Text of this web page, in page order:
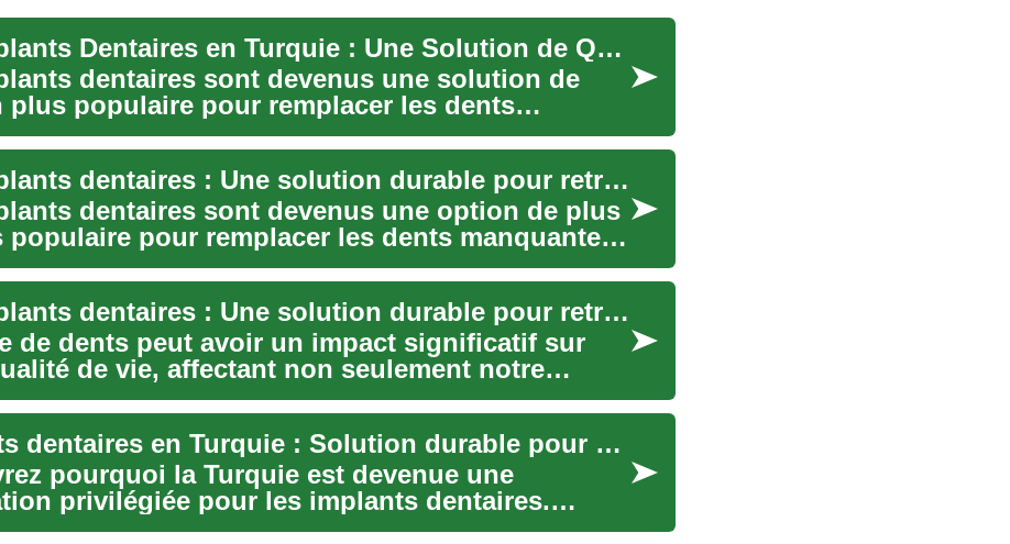
Les Implants Dentaires en Turquie : Une Solution de Qualité pour le Tourisme Médical
dentaires sont devenus une solution de
plus populaire pour remplacer les dents
et res...
Les implants dentaires : Une solution durable pour retrouver votre sourire en Turquie
dentaires sont devenus une option de plus
populaire pour remplacer les dents manquantes
Les implants dentaires : Une solution durable pour retrouver votre sourire en Turquie
de dents peut avoir un impact significatif sur
de vie, affectant non seulement notre
Implants dentaires en Turquie : Solution durable pour un sourire radieux
pourquoi la Turquie est devenue une
privilégiée pour les implants dentaires.
les avant...